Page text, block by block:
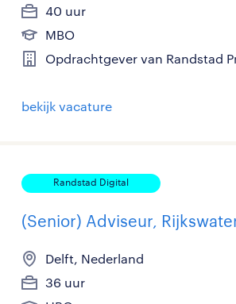
40 uur
MBO
Opdrachtgever van Randstad
bekijk vacature
Randstad Digital
(Senior) Adviseur,
Delft, Nederland
36 uur